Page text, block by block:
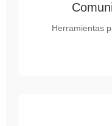
Herramientas